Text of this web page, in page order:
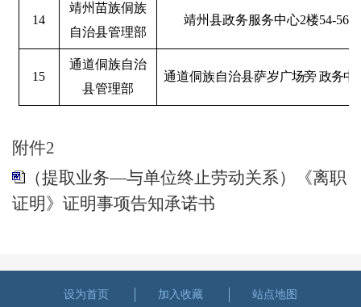
14
靖州苗族侗族
自治县管理部
靖州县政务服务中心2楼54-56
15
通道侗族自治
县管理部
通道侗族自治县萨岁广场旁 政务中
附件2
（提取业务—与单位终止劳动关系）《离职
证明》证明事项告知承诺书
设为首页 加入收藏 站点地图